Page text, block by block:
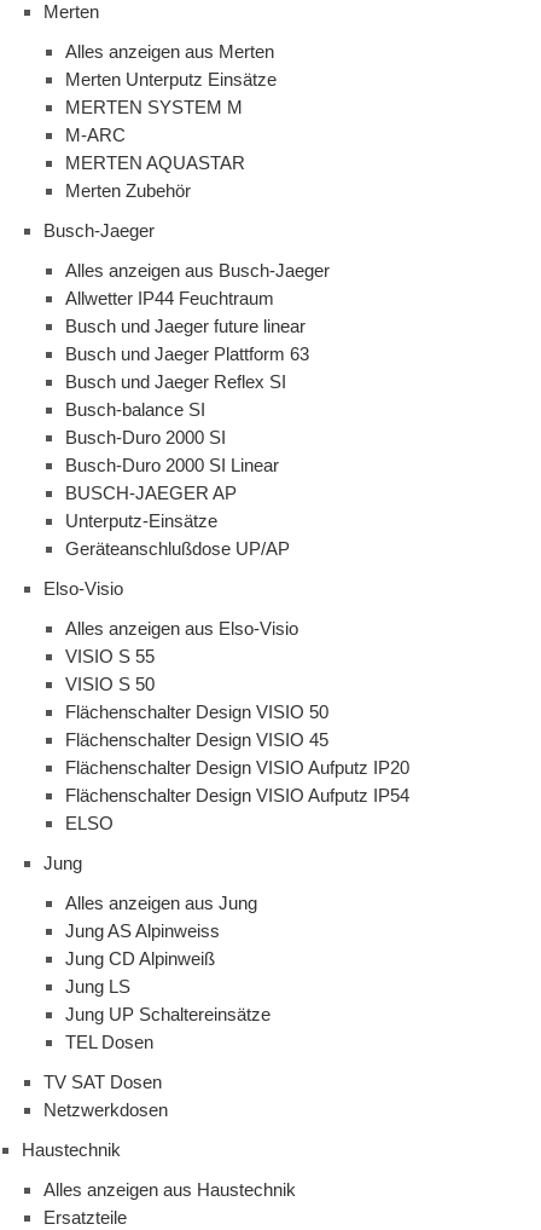
Merten
Alles anzeigen aus Merten
Merten Unterputz Einsätze
MERTEN SYSTEM M
M-ARC
MERTEN AQUASTAR
Merten Zubehör
Busch-Jaeger
Alles anzeigen aus Busch-Jaeger
Allwetter IP44 Feuchtraum
Busch und Jaeger future linear
Busch und Jaeger Plattform 63
Busch und Jaeger Reflex SI
Busch-balance SI
Busch-Duro 2000 SI
Busch-Duro 2000 SI Linear
BUSCH-JAEGER AP
Unterputz-Einsätze
Geräteanschlußdose UP/AP
Elso-Visio
Alles anzeigen aus Elso-Visio
VISIO S 55
VISIO S 50
Flächenschalter Design VISIO 50
Flächenschalter Design VISIO 45
Flächenschalter Design VISIO Aufputz IP20
Flächenschalter Design VISIO Aufputz IP54
ELSO
Jung
Alles anzeigen aus Jung
Jung AS Alpinweiss
Jung CD Alpinweiß
Jung LS
Jung UP Schaltereinsätze
TEL Dosen
TV SAT Dosen
Netzwerkdosen
Haustechnik
Alles anzeigen aus Haustechnik
Ersatzteile